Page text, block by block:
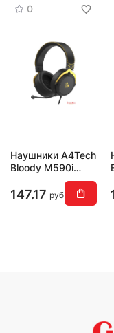
0
Наушники A4Tech
Bloody M590i
(черный/желтый)
147.17 руб